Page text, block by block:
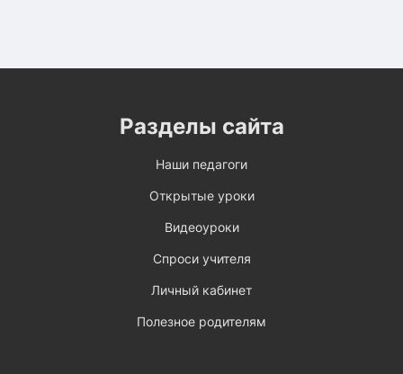
Разделы сайта
Наши педагоги
Открытые уроки
Видеоуроки
Спроси учителя
Личный кабинет
Полезное родителям